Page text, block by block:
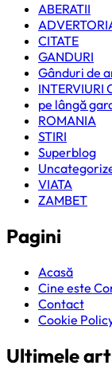
ABERATII
CITATE
GANDURI
Gânduri de
INTERVIURI
pe lângă
ROMANIA
STIRI
Superblog
VIATA
ZAMBET
Pagini
Acasă
Cine este
Contact
Cookie
Ultimele